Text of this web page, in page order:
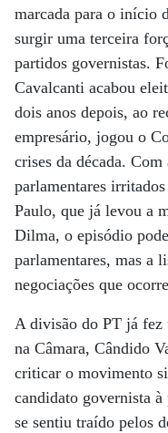
marcada para o início
surgir uma terceira
partidos governistas.
Cavalcanti acabou
dois anos depois, ao
empresário, jogou o
crises da década.
parlamentares
Paulo, que já levou a
Dilma, o episódio
parlamentares, mas a
negociações que
A divisão do PT já
na Câmara, Cândido
criticar o movimento
candidato governista à
se sentiu traído pelos